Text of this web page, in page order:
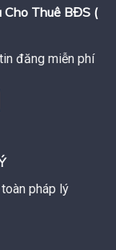
Thuê BĐS (
đăng miễn phí
pháp lý